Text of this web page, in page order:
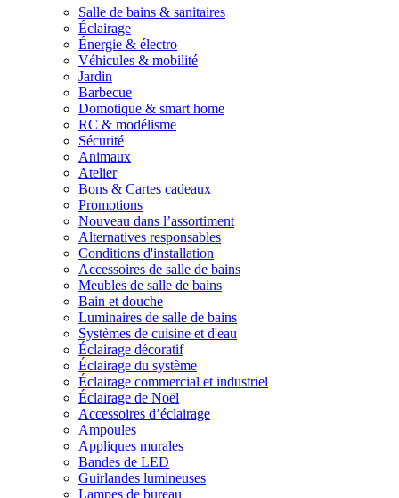
Salle de bains & sanitaires
Éclairage
Énergie & électro
Véhicules & mobilité
Jardin
Barbecue
Domotique & smart home
RC & modélisme
Sécurité
Animaux
Atelier
Bons & Cartes cadeaux
Promotions
Nouveau dans l’assortiment
Alternatives responsables
Conditions d'installation
Accessoires de salle de bains
Meubles de salle de bains
Bain et douche
Luminaires de salle de bains
Systèmes de cuisine et d'eau
Éclairage décoratif
Éclairage du système
Éclairage commercial et industriel
Éclairage de Noël
Accessoires d’éclairage
Ampoules
Appliques murales
Bandes de LED
Guirlandes lumineuses
Lampes de bureau